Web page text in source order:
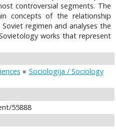
controversial segments. The
concepts of the relationship
regimen and analyses the
works that represent
Sociologija / Sociology
55888